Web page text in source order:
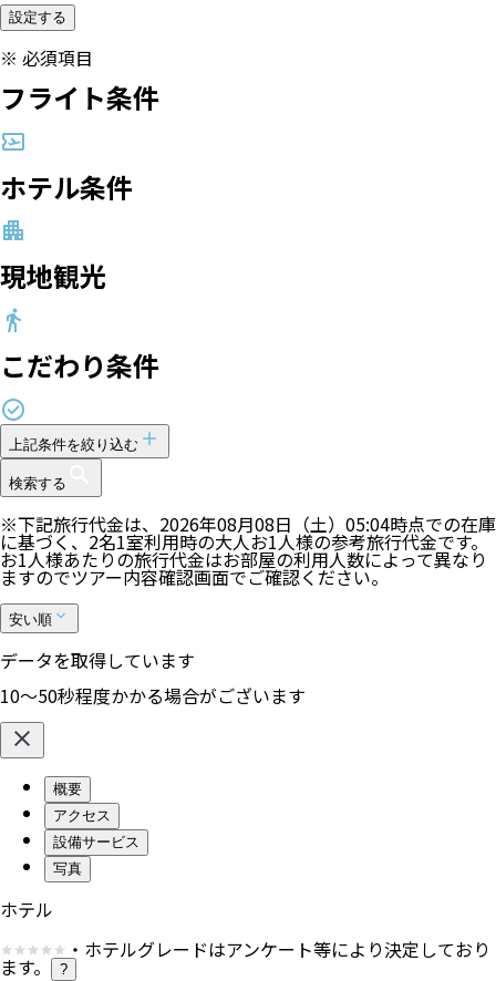
設定する
※ 必須項目
フライト条件
ホテル条件
現地観光
こだわり条件
上記条件を絞り込む
検索する
※下記旅行代金は、 2026年08月08日（土）05:04時点での在庫
に基づく、2名1室利用時の大人お1人様の参考旅行代金です。
お1人様あたりの旅行代金はお部屋の利用人数によって異なり
ますのでツアー内容確認画面でご確認ください。
安い順
データを取得しています
10〜50秒程度かかる場合がございます
概要
アクセス
設備サービス
写真
ホテル
・ホテルグレードはアンケート等により決定しており
ます。 ?